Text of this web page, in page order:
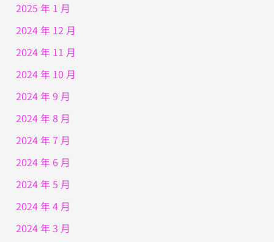
2025 年 1 月
2024 年 12 月
2024 年 11 月
2024 年 10 月
2024 年 9 月
2024 年 8 月
2024 年 7 月
2024 年 6 月
2024 年 5 月
2024 年 4 月
2024 年 3 月